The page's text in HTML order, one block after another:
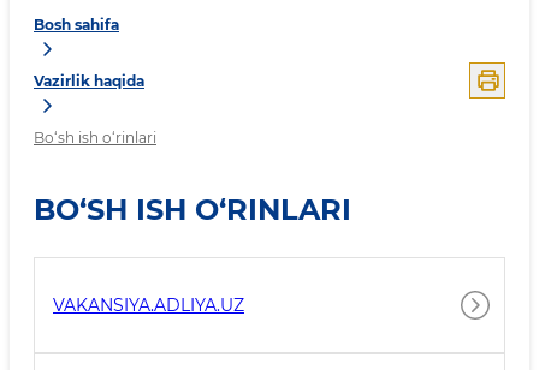
Bosh sahifa
Vazirlik haqida
Bo‘sh ish o‘rinlari
BO‘SH ISH O‘RINLARI
VAKANSIYA.ADLIYA.UZ